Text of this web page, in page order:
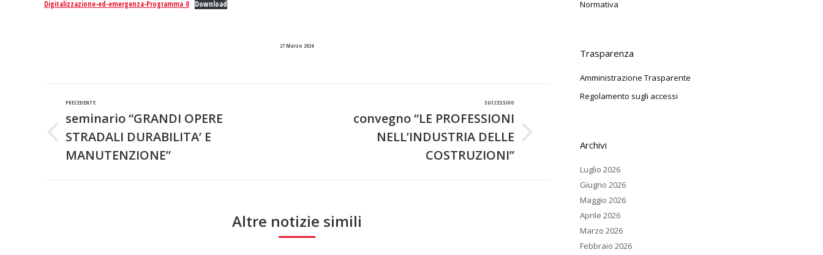
Digitalizzazione-ed-emergenza-Programma_0 Download
27 Marzo 2024
Naviga
tra
PRECEDENTE
Post
precedente:
seminario “GRANDI OPERE
STRADALI DURABILITA’ E
MANUTENZIONE”
SUCCESSIVO
convegno “LE PROFESSIONI
NELL’INDUSTRIA DELLE
COSTRUZIONI”
Altre notizie simili
Normativa
Trasparenza
Amministrazione Trasparente
Regolamento sugli accessi
Archivi
Luglio 2026
Giugno 2026
Maggio 2026
Aprile 2026
Marzo 2026
Febbraio 2026